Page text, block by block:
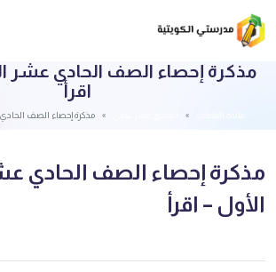
مذكرة إحصاء الصف الحادي عشر
اقرأ
مذكرة إحصاء الصف
مذكرة إحصاء الصف الحادي
الأول – اقرأ